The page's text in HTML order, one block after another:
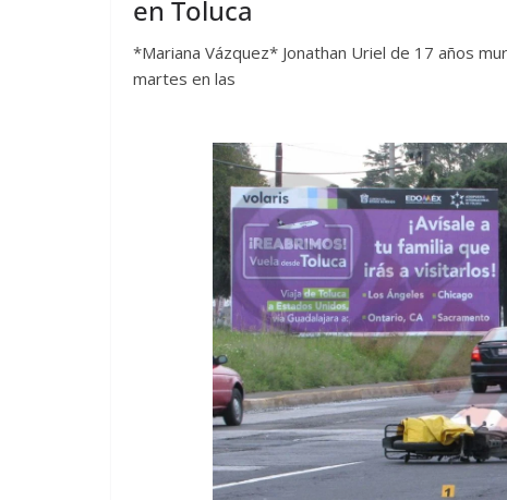
en Toluca
*Mariana Vázquez* Jonathan Uriel de 17 años
martes en las